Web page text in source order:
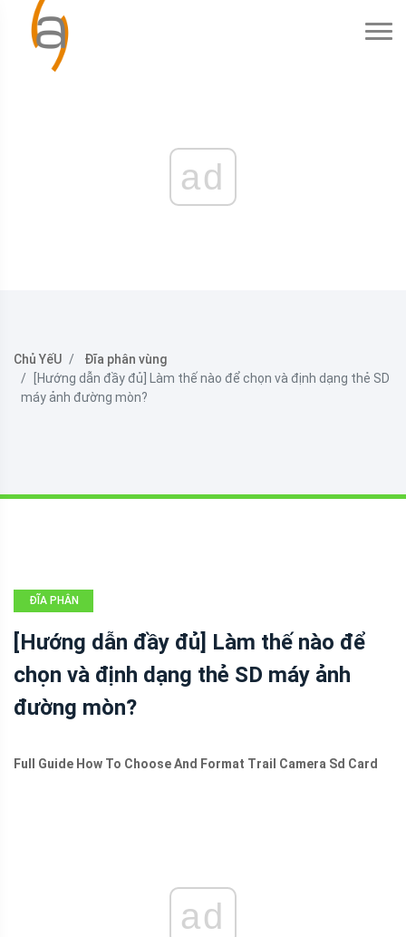
ad
Chủ YếU
Đĩa phân vùng
[Hướng dẫn đầy đủ] Làm thế nào để chọn và định dạng thẻ SD
máy ảnh đường mòn?
ĐĨA PHÂN
[Hướng dẫn đầy đủ] Làm thế nào để
chọn và định dạng thẻ SD máy ảnh
đường mòn?
Full Guide How To Choose And Format Trail Camera Sd Card
ad